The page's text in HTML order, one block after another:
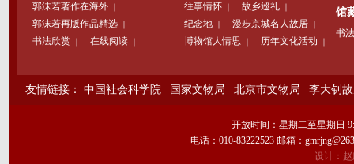
郭沫若著作在海外 ｜
郭沫若再版作品精选 ｜
书法欣赏 ｜ 在线阅读 ｜
往事情怀 ｜ 故乡巡礼 ｜
纪念地 ｜ 漫步京城名人故居 ｜
博物馆人情思 ｜ 历年文化活动 ｜
馆
书法
友情链接： 中国社会科学院 国家文物局 北京市文物局 李大钊
开放时间：星期二至星期日
电话：010-83222523 邮箱：
设计：